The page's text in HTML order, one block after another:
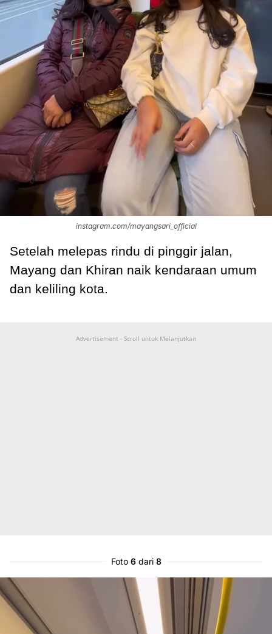
instagram.com/mayangsari_official
Setelah melepas rindu di pinggir jalan,
Mayang dan Khiran naik kendaraan umum
dan keliling kota.
Advertisement - Scroll untuk Melanjutkan
Foto 6dari 8